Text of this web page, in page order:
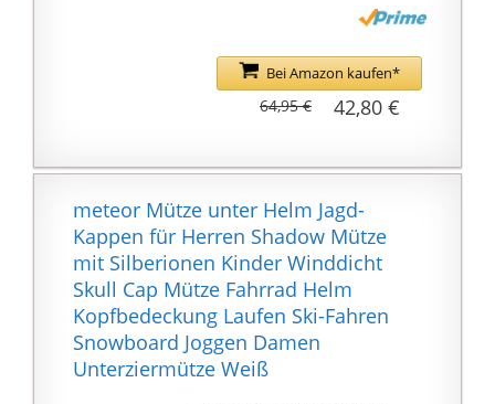
eigene Kopfform
anpassen
Einhändiges Öffnen des
anatomisch geformten
Komfortverschluss
uvex monomatic
Klug konzipierte
Lüftungskanäle führen
frische Luft nach innen
und warme Luft nach
außen
Bei Amazon kaufen*
42,80 €
64,95 €
meteor Mütze unter Helm Jagd-
Kappen für Herren Shadow Mütze
mit Silberionen Kinder Winddicht
Skull Cap Mütze Fahrrad Helm
Kopfbedeckung Laufen Ski-Fahren
Snowboard Joggen Damen
Unterziermütze Weiß